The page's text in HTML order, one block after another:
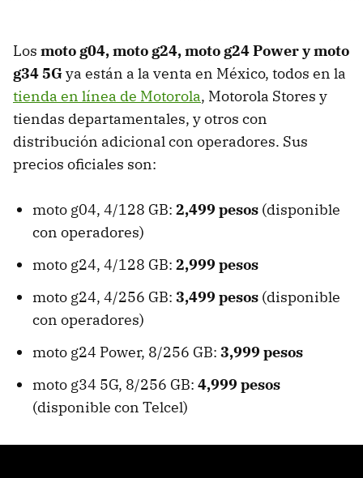
Los moto g04, moto g24, moto g24 Power y moto
g34 5Gya están a la venta en México, todos en la
tienda en línea de Motorola, Motorola Stores y
tiendas departamentales, y otros con
distribución adicional con operadores. Sus
precios oficiales son:
moto g04, 4/128 GB: 2,499 pesos (disponible
con operadores)
moto g24, 4/128 GB: 2,999 pesos
moto g24, 4/256 GB: 3,499 pesos (disponible
con operadores)
moto g24 Power, 8/256 GB: 3,999 pesos
moto g34 5G, 8/256 GB: 4,999 pesos
(disponible con Telcel)